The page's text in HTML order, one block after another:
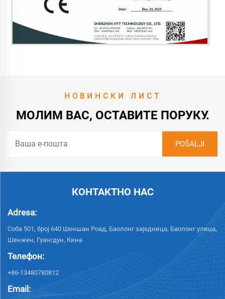
НОВИНСКИ ЛИСТ
МОЛИМ ВАС, ОСТАВИТЕ ПОРУКУ.
КОНТАКТНО НАС
Adresa:
Соба 501, број 640 Шеншан Роад, Баолонг заједница, Баолонг улица,
Шенжен, Гуангдун, Кина
Телефон:
+86-13480780812
Email: